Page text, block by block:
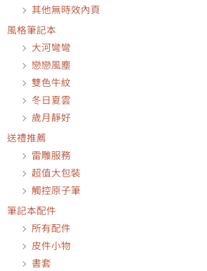
其他無時效內頁
風格筆記本
大河彎彎
戀戀風塵
雙色牛紋
冬日夏雲
歲月靜好
送禮推薦
雷雕服務
超值大包裝
觸控原子筆
筆記本配件
所有配件
皮件小物
書套